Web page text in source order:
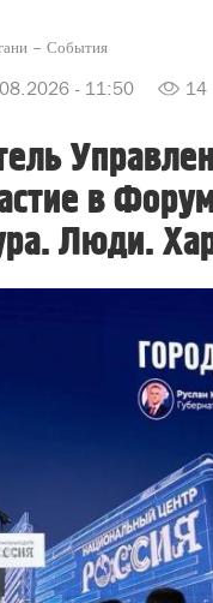
События
- 11:50 14
в
Люди.